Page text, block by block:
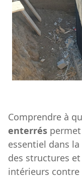
Comprendre à
enterrés
essentiel dans
des structures
intérieurs contre